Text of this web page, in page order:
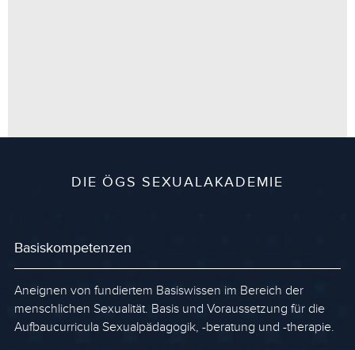
DIE ÖGS SEXUALAKADEMIE
Basiskompetenzen
Aneignen von fundiertem Basiswissen im Bereich der
menschlichen Sexualität. Basis und Voraussetzung für die
Aufbaucurricula Sexualpädagogik, -beratung und -therapie.